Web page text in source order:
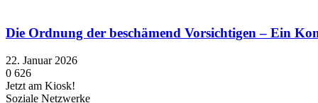
Die Ordnung der beschämend Vorsichtigen – Ein
22. Januar 2026
0 626
Jetzt am Kiosk!
Soziale Netzwerke